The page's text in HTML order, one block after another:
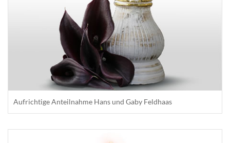
Aufrichtige Anteilnahme Hans und Gaby Feldhaas